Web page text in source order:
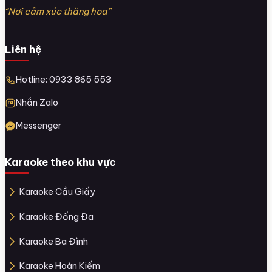
“Nơi cảm xúc thăng hoa”
Liên hệ
Hotline: 0933 865 553
Nhắn Zalo
Messenger
Karaoke theo khu vực
Karaoke Cầu Giấy
Karaoke Đống Đa
Karaoke Ba Đình
Karaoke Hoàn Kiếm